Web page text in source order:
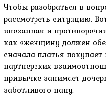
Чтобы разобраться в
рассмотреть ситуацию.
внезапная и
как «женщину должен
сначала платья
партнерских
привычке занимает
заботливого папу.